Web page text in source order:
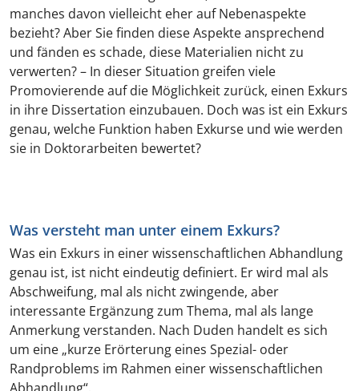
manches davon vielleicht eher auf Nebenaspekte
bezieht? Aber Sie finden diese Aspekte ansprechend
und fänden es schade, diese Materialien nicht zu
verwerten? – In dieser Situation greifen viele
Promovierende auf die Möglichkeit zurück, einen Exkurs
in ihre Dissertation einzubauen. Doch was ist ein Exkurs
genau, welche Funktion haben Exkurse und wie werden
sie in Doktorarbeiten bewertet?
Was versteht man unter einem Exkurs?
Was ein Exkurs in einer wissenschaftlichen Abhandlung
genau ist, ist nicht eindeutig definiert. Er wird mal als
Abschweifung, mal als nicht zwingende, aber
interessante Ergänzung zum Thema, mal als lange
Anmerkung verstanden. Nach Duden handelt es sich
um eine „kurze Erörterung eines Spezial- oder
Randproblems im Rahmen einer wissenschaftlichen